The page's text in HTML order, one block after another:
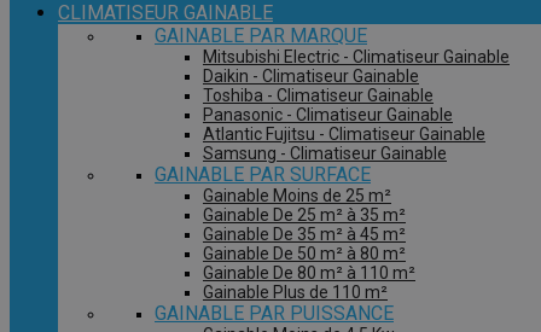
CLIMATISEUR GAINABLE
GAINABLE PAR MARQUE
Mitsubishi Electric - Climatiseur Gainable
Daikin - Climatiseur Gainable
Toshiba - Climatiseur Gainable
Panasonic - Climatiseur Gainable
Atlantic Fujitsu - Climatiseur Gainable
Samsung - Climatiseur Gainable
GAINABLE PAR SURFACE
Gainable Moins de 25 m²
Gainable De 25 m² à 35 m²
Gainable De 35 m² à 45 m²
Gainable De 50 m² à 80 m²
Gainable De 80 m² à 110 m²
Gainable Plus de 110 m²
GAINABLE PAR PUISSANCE